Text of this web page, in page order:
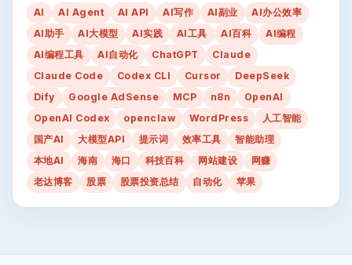
AI AI Agent AI API AI写作 AI副业
AI办公效率
AI助手
AI大模型 AI实践 AI工具 AI百科
AI编程
AI编程工具
AI自动化 ChatGPT
Claude
Claude Code
Codex CLI Cursor
DeepSeek
Dify
Google AdSense MCP n8n
OpenAI
OpenAI Codex
openclaw WordPress
人工智能
国产AI
大模型API 提示词 效率工具
智能助理
本地AI
海南 海口 科技百科 网站建设
网赚
老达博客
股票 股票投资总结 自动化 苹果